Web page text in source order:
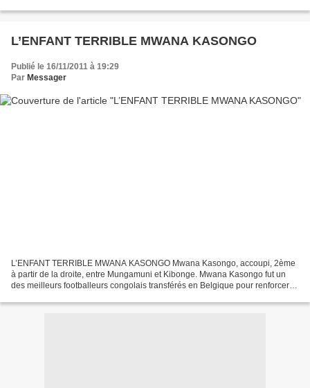
L’ENFANT TERRIBLE MWANA KASONGO
Publié le 16/11/2011 à 19:29
Par Messager
L’ENFANT TERRIBLE MWANA KASONGO Mwana Kasongo, accoupi, 2ème
à partir de la droite, entre Mungamuni et Kibonge. Mwana Kasongo fut un
des meilleurs footballeurs congolais transférés en Belgique pour renforcer